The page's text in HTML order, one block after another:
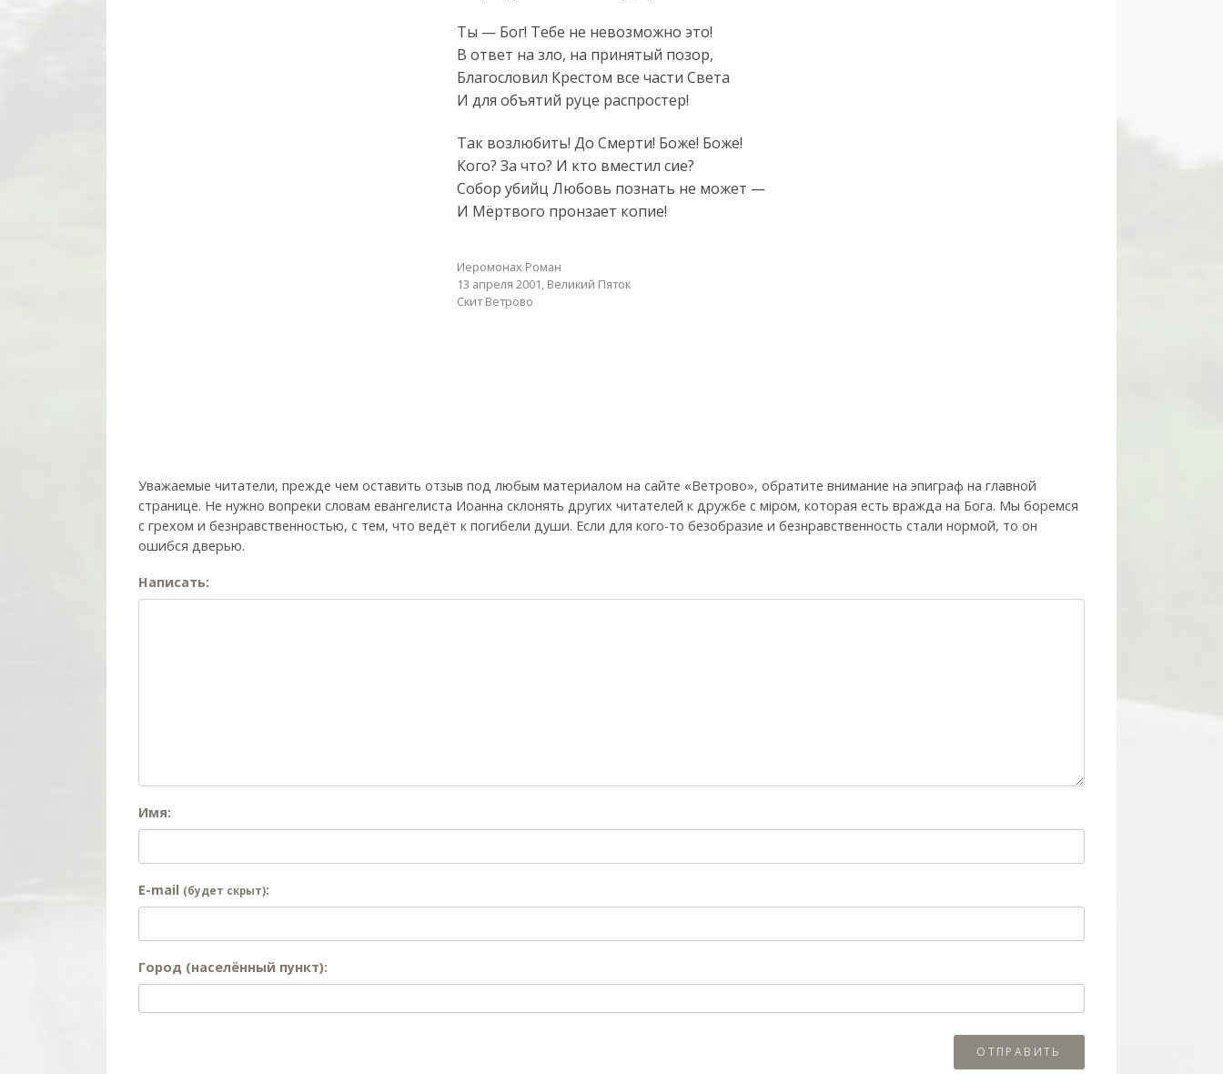
Ты — Бог! Тебе не невозможно это!
В ответ на зло, на принятый позор,
Благословил Крестом все части Света
И для объятий руце распростер!
Так возлюбить! До Смерти! Боже! Боже!
Кого? За что? И кто вместил сие?
Собор убийц Любовь познать не может —
И Мёртвого пронзает копие!
Иеромонах Роман
13 апреля 2001, Великий Пяток
Скит Ветрово
Уважаемые читатели, прежде чем оставить отзыв под любым материалом на сайте «Ветрово», обратите внимание на эпиграф на главной
странице. Не нужно вопреки словам евангелиста Иоанна склонять других читателей к дружбе с мiром, которая есть вражда на Бога. Мы боремся
с грехом и без­нрав­ствен­ностью, с тем, что ведёт к погибели души. Если для кого-то безобразие и безнравственность стали нормой, то он
ошибся дверью.
Написать:
Имя:
E-mail (будет скрыт):
Город (населённый пункт):